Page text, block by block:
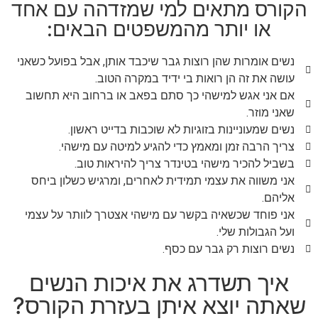
הקורס מתאים למי שמזדהה עם אחד
או יותר מהמשפטים הבאים:
נשים אומרות שהן רוצות גבר שיכבד אותן, אבל בפועל כשאני
עושה את זה הן רואות בי ידיד במקרה הטוב.
אם אני אגש למישהי כך סתם בפאב או ברחוב היא תחשוב
שאני מוזר.
נשים שמעוניינות בזוגיות לא שוכבות בדייט ראשון.
צריך הרבה זמן ומאמץ כדי להגיע למיטה עם מישהי.
בשביל להכיר מישהי בטינדר צריך להיראות טוב.
אני משווה את עצמי תמידית לאחרים, ומרגיש כשלון ביחס
אליהם.
אני פוחד שכשאיה בקשר עם מישהי אצטרך לוותר על עצמי
ועל הגבולות שלי.
נשים רוצות רק גבר עם כסף.
איך תשדרג את איכות הנשים
שאתה יוצא איתן בעזרת הקורס?